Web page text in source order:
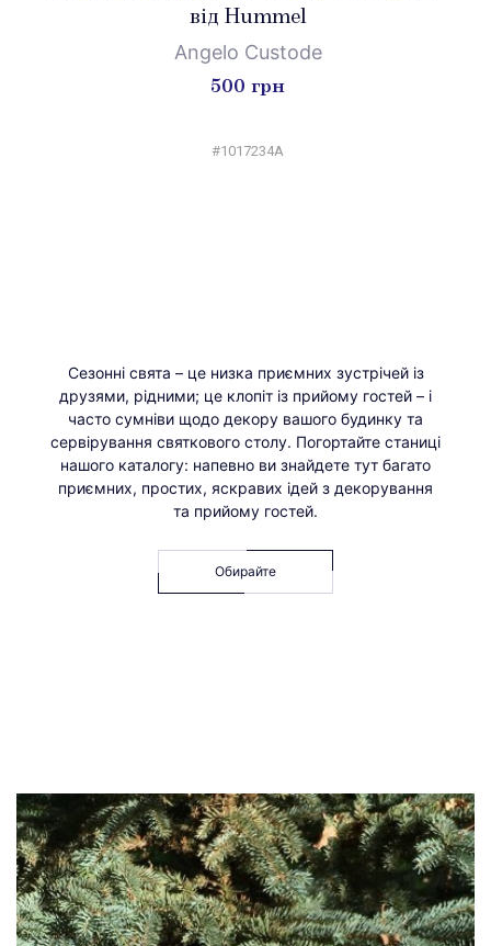
від Hummel
Angelo Custode
500 грн
#1017234A
Сезонні свята – це низка приємних зустрічей із
друзями, рідними; це клопіт із прийому гостей – і
часто сумніви щодо декору вашого будинку та
сервірування святкового столу. Погортайте станиці
нашого каталогу: напевно ви знайдете тут багато
приємних, простих, яскравих ідей з декорування
та прийому гостей.
Обирайте